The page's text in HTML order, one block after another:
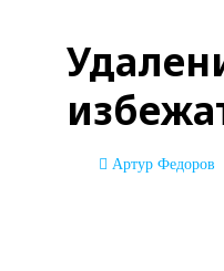
Артур Федоров